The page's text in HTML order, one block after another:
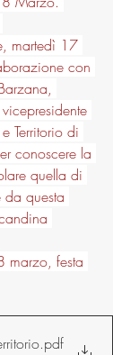
martedì 17
con
Territorio di
conoscere la
quella di
da questa
marzo, festa
.pdf